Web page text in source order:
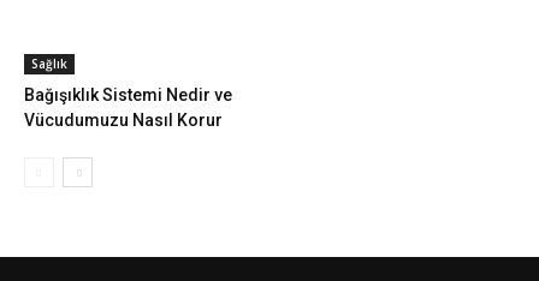
Sağlık
Bağışıklık Sistemi Nedir ve
Vücudumuzu Nasıl Korur